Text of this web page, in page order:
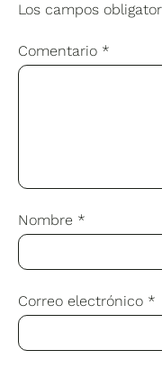
Los campos
Comentario *
Nombre *
Correo electrónico *